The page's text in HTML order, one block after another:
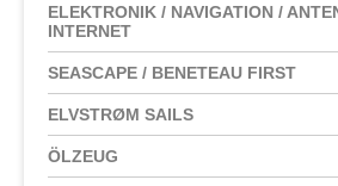
ELEKTRONIK / NAVIGATION /
INTERNET
SEASCAPE / BENETEAU FIRST
ELVSTRØM SAILS
ÖLZEUG